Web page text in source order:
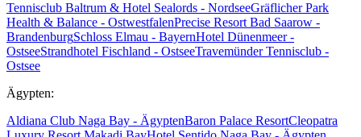
Tennisclub Baltrum & Hotel Sealords - NordseeGräflicher Park
Health & Balance - OstwestfalenPrecise Resort Bad Saarow -
BrandenburgSchloss Elmau - BayernHotel Dünenmeer -
OstseeStrandhotel Fischland - OstseeTravemünder Tennisclub -
Ostsee
Ägypten:
Aldiana Club Naga Bay - ÄgyptenBaron Palace ResortCleopatra